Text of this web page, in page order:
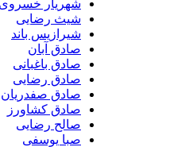
شهریار خسروی
شیث رضایی
شیرازیس باند
صادق آبان
صادق باغبانی
صادق رضایی
صادق صفدریان
صادق کشاورز
صالح رضایی
صبا یوسفی